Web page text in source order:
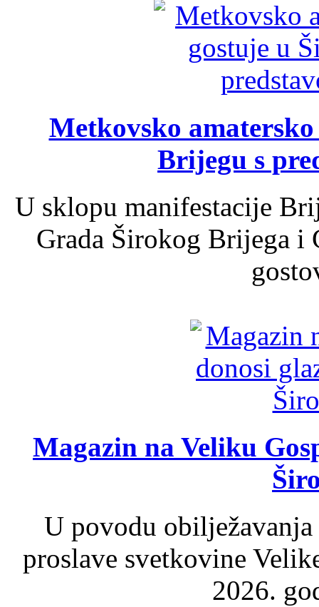
Metkovsko
Brijegu s
U sklopu manifestacije
Grada Širokog Brijega
Magazin na Veliku
U povodu
proslave svetkovine
2026.